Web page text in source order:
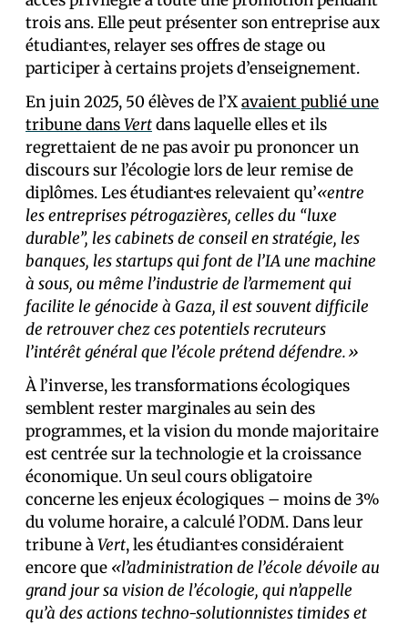
trois ans. Elle peut présenter son entreprise aux
étudiant·es, relayer ses offres de stage ou
participer à certains projets d’enseignement.
En juin 2025, 50 élèves de l’Xavaient publié une
tribune dansVertdans laquelle elles et ils
regrettaient de ne pas avoir pu prononcer un
discours sur l’écologie lors de leur remise de
diplômes. Les étudiant·es relevaient qu’«entre
les entreprises pétrogazières, celles du “luxe
durable”, les cabinets de conseil en stratégie, les
banques, les startups qui font de l’IA une machine
à sous, ou même l’industrie de l’armement qui
facilite le génocide à Gaza, il est souvent difficile
de retrouver chez ces potentiels recruteurs
l’intérêt général que l’école prétend défendre.»
À l’inverse, les transformations écologiques
semblent rester marginales au sein des
programmes, et la vision du monde majoritaire
est centrée sur la technologie et la croissance
économique. Un seul cours obligatoire
concerne les enjeux écologiques – moins de 3%
du volume horaire, a calculé l’ODM. Dans leur
tribune àVert, les étudiant·es considéraient
encore que «l’administration de l’école dévoile au
grand jour sa vision de l’écologie, qui n’appelle
qu’à des actions techno-solutionnistes timides et